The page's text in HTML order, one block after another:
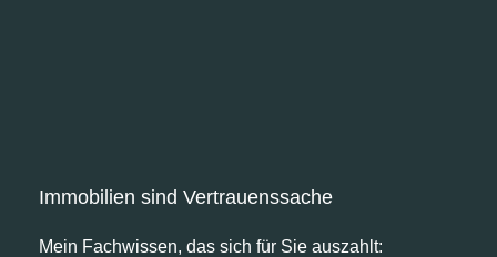
Immobilien sind Vertrauenssache
Mein Fachwissen, das sich für Sie auszahlt: